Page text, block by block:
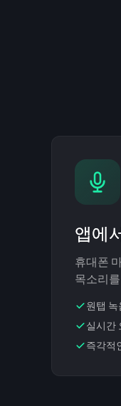
앱에
휴대폰
목소리
원탭 녹
실시간
즉각적